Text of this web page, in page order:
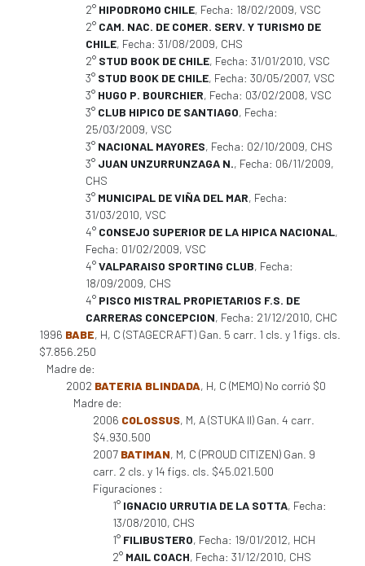
2° HIPODROMO CHILE, Fecha: 18/02/2009, VSC
2° CAM. NAC. DE COMER. SERV. Y TURISMO DE
CHILE, Fecha: 31/08/2009, CHS
2° STUD BOOK DE CHILE, Fecha: 31/01/2010, VSC
3° STUD BOOK DE CHILE, Fecha: 30/05/2007, VSC
3° HUGO P. BOURCHIER, Fecha: 03/02/2008, VSC
3° CLUB HIPICO DE SANTIAGO, Fecha:
25/03/2009, VSC
3° NACIONAL MAYORES, Fecha: 02/10/2009, CHS
3° JUAN UNZURRUNZAGA N., Fecha: 06/11/2009,
CHS
3° MUNICIPAL DE VIÑA DEL MAR, Fecha:
31/03/2010, VSC
4° CONSEJO SUPERIOR DE LA HIPICA NACIONAL,
Fecha: 01/02/2009, VSC
4°VALPARAISO SPORTING CLUB, Fecha:
18/09/2009, CHS
4° PISCO MISTRAL PROPIETARIOS F.S. DE
CARRERAS CONCEPCION, Fecha: 21/12/2010, CHC
1996 BABE, H, C (STAGECRAFT) Gan. 5 carr. 1 cls. y 1 figs. cls.
$7.856.250
Madre de:
2002 BATERIA BLINDADA, H, C (MEMO) No corrió $0
Madre de:
2006 COLOSSUS, M, A (STUKA II) Gan. 4 carr.
$4.930.500
2007 BATIMAN, M, C (PROUD CITIZEN) Gan. 9
carr. 2 cls. y 14 figs. cls. $45.021.500
Figuraciones :
1° IGNACIO URRUTIA DE LA SOTTA, Fecha:
13/08/2010, CHS
1° FILIBUSTERO, Fecha: 19/01/2012, HCH
2° MAIL COACH, Fecha: 31/12/2010, CHS